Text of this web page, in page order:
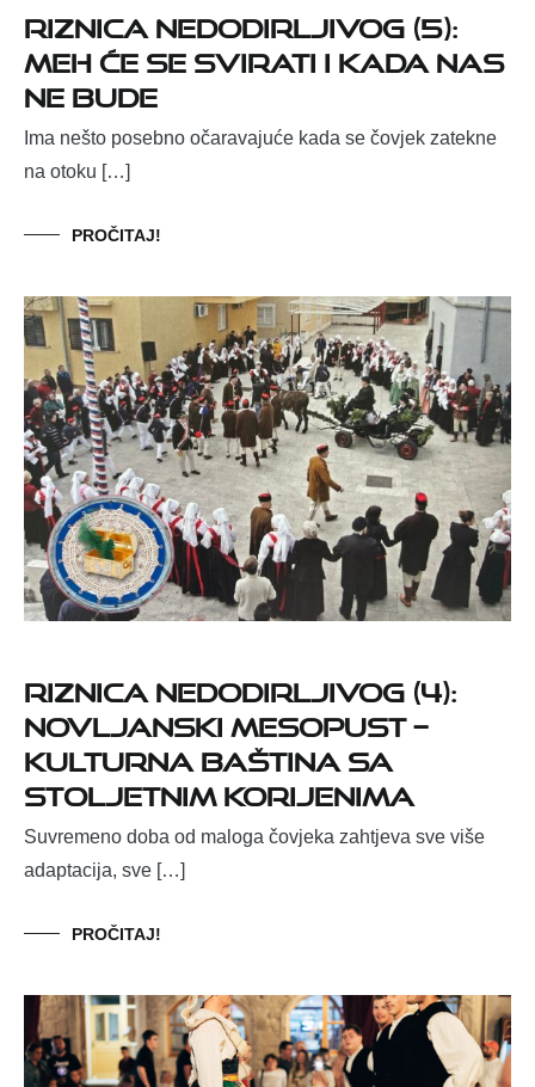
Riznica nedodirljivog (5):
Meh će se svirati i kada nas
ne bude
Ima nešto posebno očaravajuće kada se čovjek zatekne
na otoku […]
PROČITAJ!
Riznica nedodirljivog (4):
Novljanski mesopust –
kulturna baština sa
stoljetnim korijenima
Suvremeno doba od maloga čovjeka zahtjeva sve više
adaptacija, sve […]
PROČITAJ!